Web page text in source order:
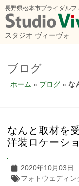
長野県松本市ブライダルフ
スタジオ ヴィーヴォ
ブログ
ホーム » ブログ » な
なんと取材を
洋装ロケーシ
2020年10月03日
フォトウェディン